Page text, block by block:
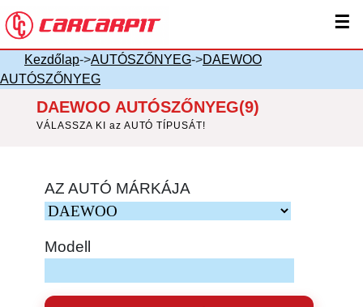
☰
Kezdőlap->AUTÓSZŐNYEG->DAEWOO
AUTÓSZŐNYEG
DAEWOO AUTÓSZŐNYEG(9)
VÁLASSZA KI az AUTÓ TÍPUSÁT!
AZ AUTÓ MÁRKÁJA
Modell